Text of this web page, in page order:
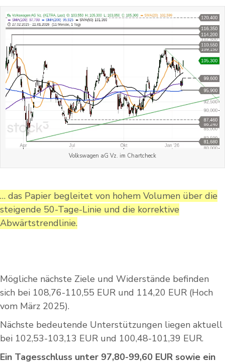
Volkswagen aG Vz. im Chartcheck
… das Papier begleitet von hohem Volumen über die
steigende 50-Tage-Linie und die korrektive
Abwärtstrendlinie.
Mögliche nächste Ziele und Widerstände befinden
sich bei 108,76-110,55 EUR und 114,20 EUR (Hoch
vom März 2025).
Nächste bedeutende Unterstützungen liegen aktuell
bei 102,53-103,13 EUR und 100,48-101,39 EUR.
Ein Tagesschluss unter 97,80-99,60 EUR sowie ein